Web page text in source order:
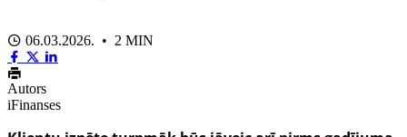
06.03.2026. • 2 MIN
Autors
iFinanses